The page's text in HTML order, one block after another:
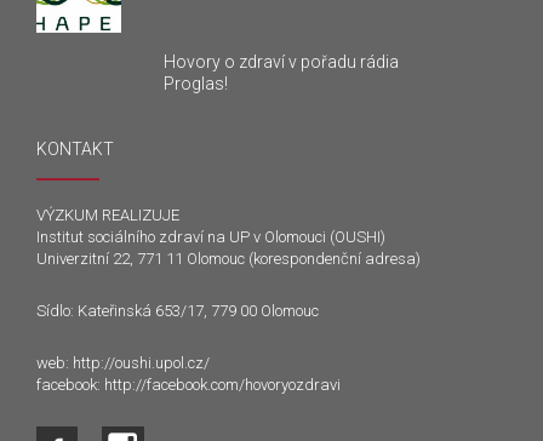
Hovory o zdraví v pořadu rádia
Proglas!
KONTAKT
VÝZKUM REALIZUJE
Institut sociálního zdraví na UP v Olomouci (OUSHI)
Univerzitní 22, 771 11 Olomouc (korespondenční adresa)
Sídlo: Kateřinská 653/17, 779 00 Olomouc
web: http://oushi.upol.cz/
facebook: http://facebook.com/hovoryozdravi